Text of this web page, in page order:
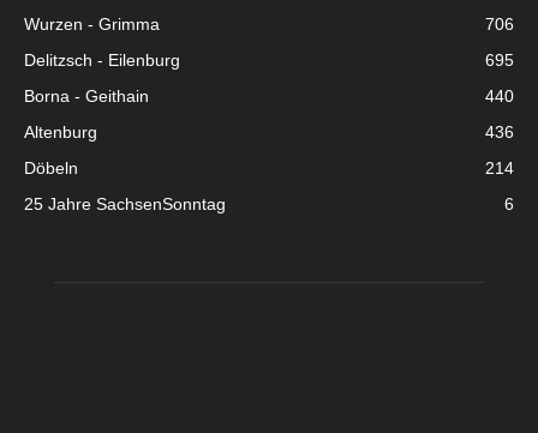
Wurzen - Grimma
706
Delitzsch - Eilenburg
695
Borna - Geithain
440
Altenburg
436
Döbeln
214
25 Jahre SachsenSonntag
6